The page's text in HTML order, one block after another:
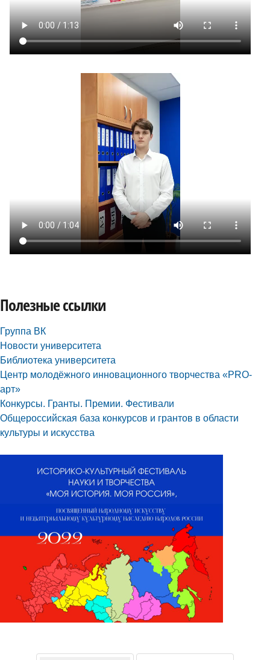
Полезные ссылки
Группа ВК
Новости университета
Библиотека университета
Центр молодёжного инновационного творчества «PRO-
арт»
Конкурсы. Гранты. Премии. Фестивали
Общероссийская база конкурсов и грантов в области
культуры и искусства